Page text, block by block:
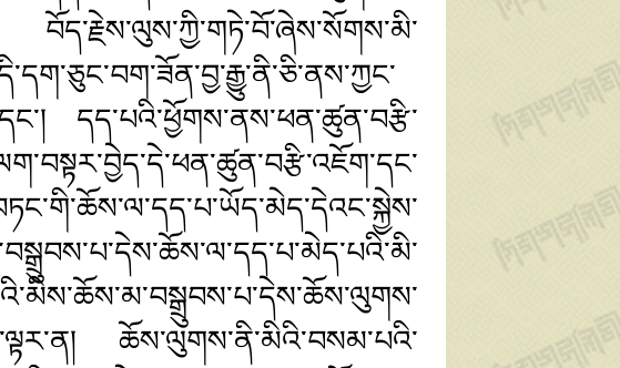
དད་པའི་ཕྱོགས་ནས་ཕན་ཚུན་བརྩི་
ཆོས་ལུགས་ནི་མིའི་བསམ་པའི་